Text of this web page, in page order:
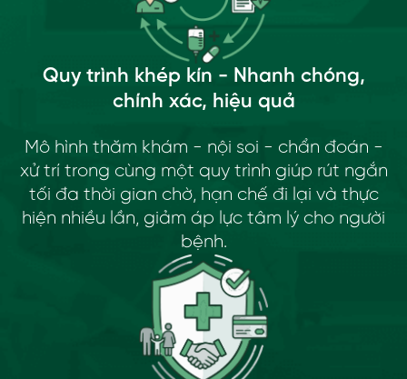
Quy trình khép kín - Nhanh chóng,
chính xác, hiệu quả
Mô hình thăm khám - nội soi - chẩn đoán -
xử trí trong cùng một quy trình giúp rút ngắn
tối đa thời gian chờ, hạn chế đi lại và thực
hiện nhiều lần, giảm áp lực tâm lý cho người
bệnh.